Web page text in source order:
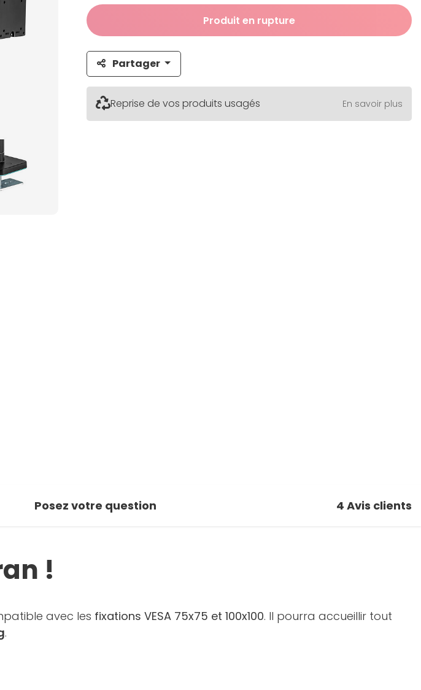
Produit en rupture
Partager
Reprise de vos produits usagés En savoir plus
Posez votre question 4 Avis clients
!
avec les fixations VESA 75x75 et 100x100. Il pourra accueillir tout
.